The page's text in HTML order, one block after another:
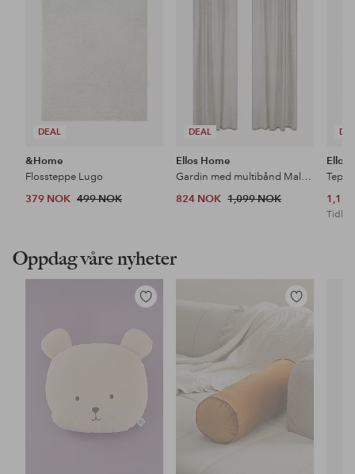
DEAL
&Home
Flossteppe Lugo
379 NOK 499 NOK
DEAL
Ellos Home
Gardin med multibånd Malva 2-pk i 100% lin
824 NOK 1,099 NOK
Ellos
Tidl.
Oppdag våre nyheter
Legg
favoritter
Legg